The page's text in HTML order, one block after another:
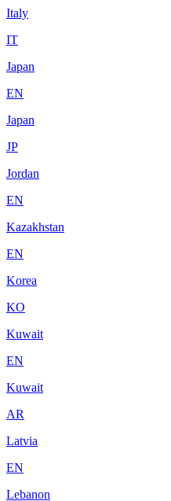
Italy
IT
Japan
EN
Japan
JP
Jordan
EN
Kazakhstan
EN
Korea
KO
Kuwait
EN
Kuwait
AR
Latvia
EN
Lebanon